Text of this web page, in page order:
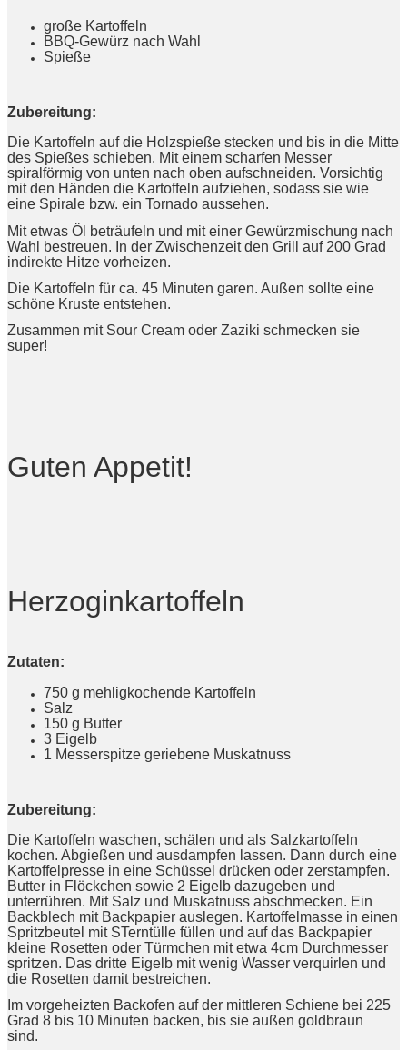
große Kartoffeln
BBQ-Gewürz nach Wahl
Spieße
Zubereitung:
Die Kartoffeln auf die Holzspieße stecken und bis in die Mitte
des Spießes schieben. Mit einem scharfen Messer
spiralförmig von unten nach oben aufschneiden. Vorsichtig
mit den Händen die Kartoffeln aufziehen, sodass sie wie
eine Spirale bzw. ein Tornado aussehen.
Mit etwas Öl beträufeln und mit einer Gewürzmischung nach
Wahl bestreuen. In der Zwischenzeit den Grill auf 200 Grad
indirekte Hitze vorheizen.
Die Kartoffeln für ca. 45 Minuten garen. Außen sollte eine
schöne Kruste entstehen.
Zusammen mit Sour Cream oder Zaziki schmecken sie
super!
Guten Appetit!
Herzoginkartoffeln
Zutaten:
750 g mehligkochende Kartoffeln
Salz
150 g Butter
3 Eigelb
1 Messerspitze geriebene Muskatnuss
Zubereitung:
Die Kartoffeln waschen, schälen und als Salzkartoffeln
kochen. Abgießen und ausdampfen lassen. Dann durch eine
Kartoffelpresse in eine Schüssel drücken oder zerstampfen.
Butter in Flöckchen sowie 2 Eigelb dazugeben und
unterrühren. Mit Salz und Muskatnuss abschmecken. Ein
Backblech mit Backpapier auslegen. Kartoffelmasse in einen
Spritzbeutel mit STerntülle füllen und auf das Backpapier
kleine Rosetten oder Türmchen mit etwa 4cm Durchmesser
spritzen. Das dritte Eigelb mit wenig Wasser verquirlen und
die Rosetten damit bestreichen.
Im vorgeheizten Backofen auf der mittleren Schiene bei 225
Grad 8 bis 10 Minuten backen, bis sie außen goldbraun
sind.